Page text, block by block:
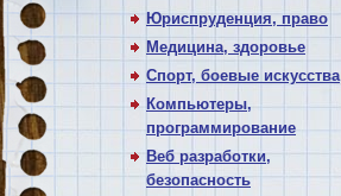
Юриспруденция, право
Медицина, здоровье
Спорт, боевые искусства
Компьютеры,
программирование
Веб разработки,
безопасность